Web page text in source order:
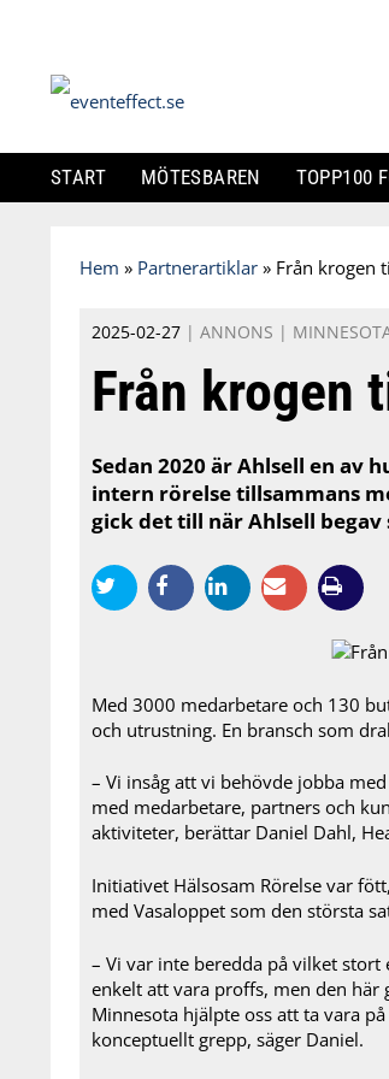
START MÖTESBAREN TOPP100
Skip
Hem » Partnerartiklar » Från krogen
2025-02-27 | ANNONS |
Från krogen
Sedan 2020 är Ahlsell en av
intern rörelse tillsammans
gick det till när Ahlsell
Med 3000 medarbetare och 130
och utrustning. En bransch som
– Vi insåg att vi behövde jobba
med medarbetare, partners och
aktiviteter, berättar Daniel Dahl,
Initiativet Hälsosam Rörelse var
med Vasaloppet som den största
– Vi var inte beredda på vilket stort
enkelt att vara proffs, men den här
Minnesota hjälpte oss att ta vara
konceptuellt grepp, säger Daniel.